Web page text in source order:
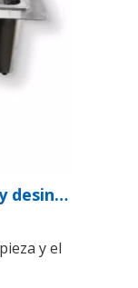
Mantenga su equipo médico limpio y desinfectado con un limpiador ultrasónico
y el